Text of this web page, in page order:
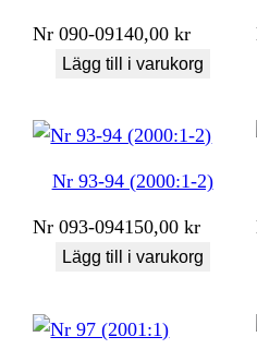
Nr 090-09140,00kr
Lägg till i varukorg
Nr 93-94 (2000:1-2)
Nr 093-094150,00kr
Lägg till i varukorg